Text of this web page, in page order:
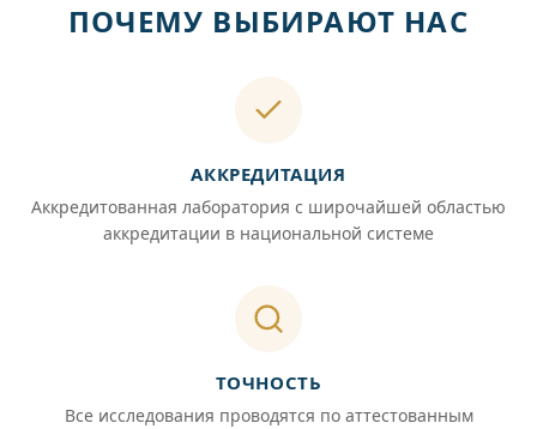
ПОЧЕМУ ВЫБИРАЮТ НАС
АККРЕДИТАЦИЯ
Аккредитованная лаборатория с широчайшей областью
аккредитации в национальной системе
ТОЧНОСТЬ
Все исследования проводятся по аттестованным